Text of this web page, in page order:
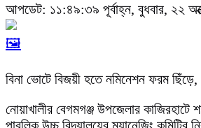
আপডেট: ১১:৪৯:৩৯ পূর্বাহ্ন, বুধবার, ২২
🖼️
বিনা ভোটে বিজয়ী হতে নমিনেশন ফরম ছিঁড়ে,
নোয়াখালীর বেগমগঞ্জ উপজেলার কাজিরহাটে